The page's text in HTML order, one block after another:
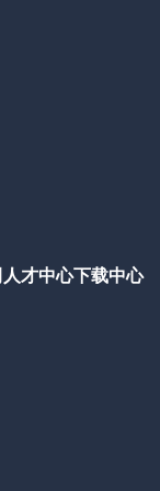
人才中心下载中心